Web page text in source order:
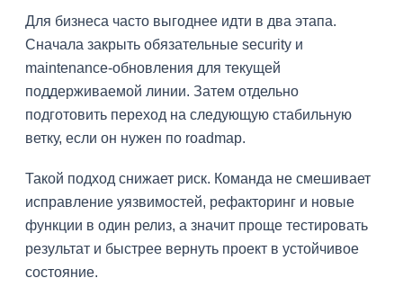
Для бизнеса часто выгоднее идти в два этапа.
Сначала закрыть обязательные security и
maintenance-обновления для текущей
поддерживаемой линии. Затем отдельно
подготовить переход на следующую стабильную
ветку, если он нужен по roadmap.
Такой подход снижает риск. Команда не смешивает
исправление уязвимостей, рефакторинг и новые
функции в один релиз, а значит проще тестировать
результат и быстрее вернуть проект в устойчивое
состояние.